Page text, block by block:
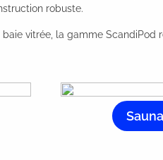
robuste.
vitrée, la gamme ScandiPod